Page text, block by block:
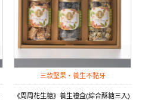
三款堅果・養生不黏牙
《周周花生糖》養生禮盒(綜合酥糖三入)